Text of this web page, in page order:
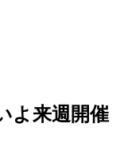
よ来週開催